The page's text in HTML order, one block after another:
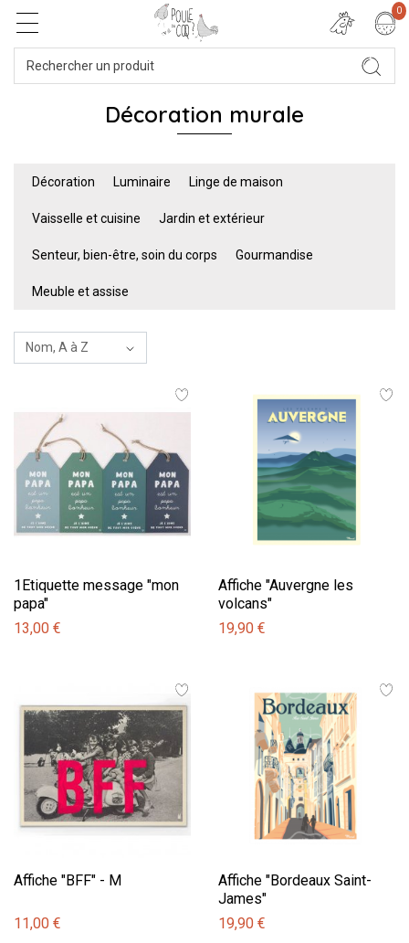
0
Décoration murale
Décoration Luminaire Linge de maison
Vaisselle et cuisine Jardin et extérieur
Senteur, bien-être, soin du corps Gourmandise
Meuble et assise
1Etiquette message "mon
papa"
13,00 €
Affiche "Auvergne les
volcans"
19,90 €
Affiche "BFF" - M
11,00 €
Affiche "Bordeaux Saint-
James"
19,90 €